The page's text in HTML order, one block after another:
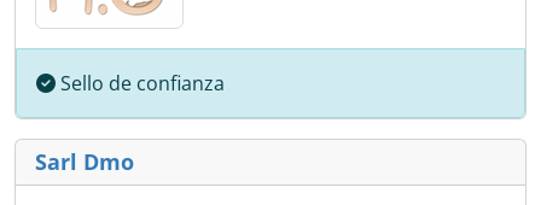
Sello de confianza
Sarl Dmo